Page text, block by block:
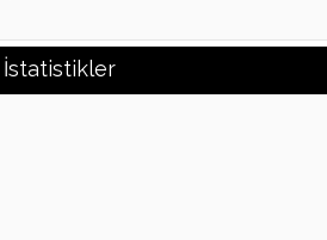
İstatistikler